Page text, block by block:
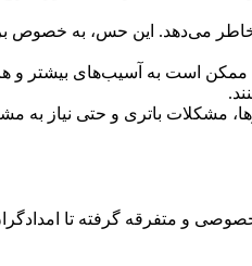
می‌دهد. این حس، به خصوص
ممکن است به آسیب‌های بیشتر
مشکلات باتری و حتی نیاز به
و متفرقه گرفته تا امدادگران